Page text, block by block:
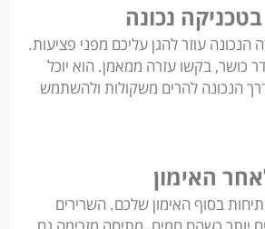
הנכונה עוזר להגן עליכם מפני פציעות.
כושר, בקשו עזרה ממאמן. הוא יוכל
הנכונה להרים משקולות ולהשתמש
בסוף האימון שלכם. השרירים